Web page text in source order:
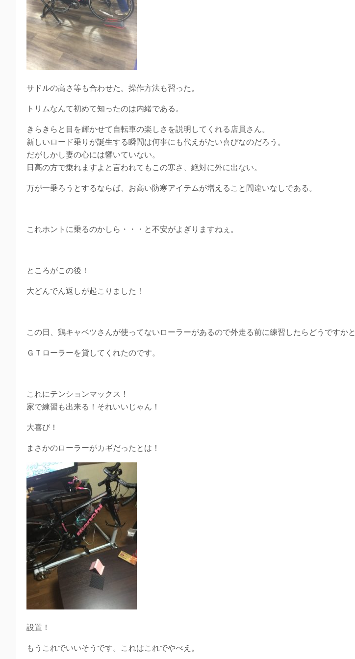
サドルの高さ等も合わせた。操作方法も習った。
トリムなんて初めて知ったのは内緒である。
きらきらと目を輝かせて自転車の楽しさを説明してくれる店員さん。
新しいロード乗りが誕生する瞬間は何事にも代えがたい喜びなのだろう。
だがしかし妻の心には響いていない。
日高の方で乗れますよと言われてもこの寒さ、絶対に外に出ない。
万が一乗ろうとするならば、お高い防寒アイテムが増えること間違いなしである。
これホントに乗るのかしら・・・と不安がよぎりますねぇ。
ところがこの後！
大どんでん返しが起こりました！
この日、鶏キャベツさんが使ってないローラーがあるので外走る前に練習したらどうですかと
ＧＴローラーを貸してくれたのです。
これにテンションマックス！
家で練習も出来る！それいいじゃん！
大喜び！
まさかのローラーがカギだったとは！
設置！
もうこれでいいそうです。これはこれでやべえ。